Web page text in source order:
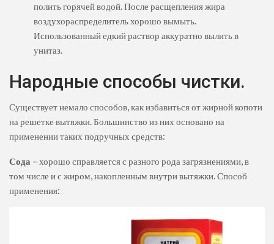
полить горячей водой. После расщепления жира
воздухораспределитель хорошо вымыть.
Использованный едкий раствор аккуратно вылить в
унитаз.
Народные способы чистки.
Существует немало способов, как избавиться от жирной копоти
на решетке вытяжки. Большинство из них основано на
применении таких подручных средств:
Сода – хорошо справляется с разного рода загрязнениями, в
том числе и с жиром, накопленным внутри вытяжки. Способ
применения: